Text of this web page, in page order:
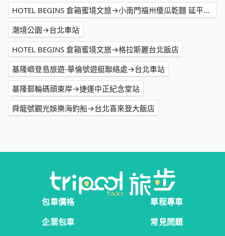
HOTEL BEGINS 倉箱蜜境文旅→小南門福州傻瓜乾麵 延平總店
潮境公園→台北車站
HOTEL BEGINS 倉箱蜜境文旅→格拉斯麗台北飯店
基隆嶼登島旅遊-華倫號遊艇聯絡處→台北車站
基隆郵輪碼頭東岸→捷運中正紀念堂站
舜龍號觀光娛樂海釣船→台北喜來登大飯店
包車價格
單程專車
企業包車
常見問題